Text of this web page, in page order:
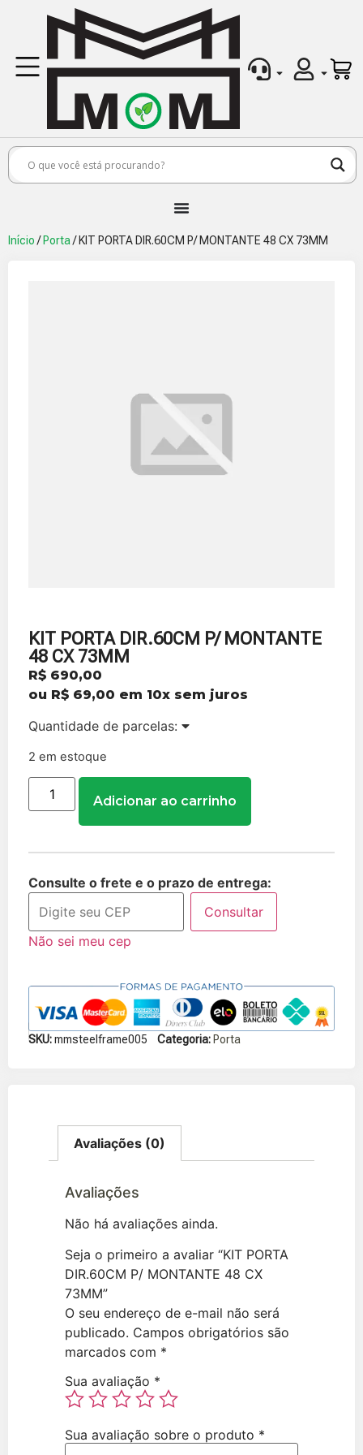
Início / Porta / KIT PORTA DIR.60CM P/ MONTANTE 48 CX 73MM
KIT PORTA DIR.60CM P/ MONTANTE
48 CX 73MM
R$ 690,00
ou R$ 69,00 em 10x sem juros
Quantidade de parcelas:
2 em estoque
Adicionar ao carrinho
Consulte o frete e o prazo de entrega:
Consultar
Não sei meu cep
SKU:mmsteelframe005 Categoria: Porta
Avaliações (0)
Avaliações
Não há avaliações ainda.
Seja o primeiro a avaliar “KIT PORTA
DIR.60CM P/ MONTANTE 48 CX
73MM”
O seu endereço de e-mail não será
publicado. Campos obrigatórios são
marcados com *
Sua avaliação *
Sua avaliação sobre o produto *